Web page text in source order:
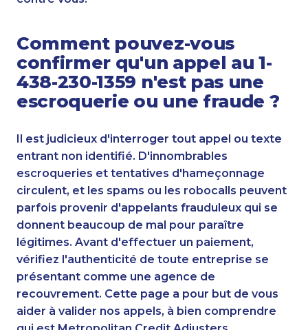
Comment pouvez-vous
confirmer qu'un appel au 1-
438-230-1359 n'est pas une
escroquerie ou une fraude ?
Il est judicieux d'interroger tout appel ou texte
entrant non identifié. D'innombrables
escroqueries et tentatives d'hameçonnage
circulent, et les spams ou les robocalls peuvent
parfois provenir d'appelants frauduleux qui se
donnent beaucoup de mal pour paraître
légitimes. Avant d'effectuer un paiement,
vérifiez l'authenticité de toute entreprise se
présentant comme une agence de
recouvrement. Cette page a pour but de vous
aider à valider nos appels, à bien comprendre